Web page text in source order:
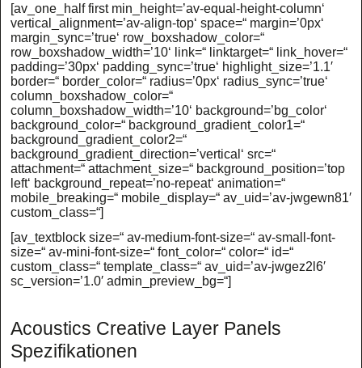
[av_one_half first min_height=’av-equal-height-column‘
vertical_alignment=’av-align-top‘ space=“ margin=’0px‘
margin_sync=’true‘ row_boxshadow_color=“
row_boxshadow_width=’10‘ link=“ linktarget=“ link_hover=“
padding=’30px‘ padding_sync=’true‘ highlight_size=’1.1′
border=“ border_color=“ radius=’0px‘ radius_sync=’true‘
column_boxshadow_color=“
column_boxshadow_width=’10‘ background=’bg_color‘
background_color=“ background_gradient_color1=“
background_gradient_color2=“
background_gradient_direction=’vertical‘ src=“
attachment=“ attachment_size=“ background_position=’top
left‘ background_repeat=’no-repeat‘ animation=“
mobile_breaking=“ mobile_display=“ av_uid=’av-jwgewn81′
custom_class=“]
[av_textblock size=“ av-medium-font-size=“ av-small-font-
size=“ av-mini-font-size=“ font_color=“ color=“ id=“
custom_class=“ template_class=“ av_uid=’av-jwgez2l6′
sc_version=’1.0′ admin_preview_bg=“]
Acoustics Creative Layer Panels
Spezifikationen